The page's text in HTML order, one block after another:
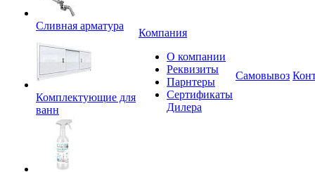
Сливная арматура
Комплектующие для
ванн
Компания
О компании
Реквизиты
Парнтеры
Сертификаты
Дилера
Самовывоз